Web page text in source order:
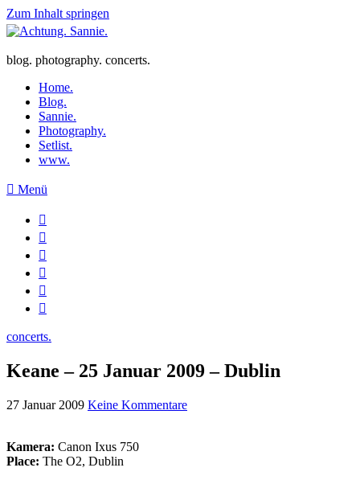
Zum Inhalt springen
blog. photography. concerts.
Home.
Blog.
Sannie.
Photography.
Setlist.
www.
Menü
concerts.
Keane – 25 Januar 2009 – Dublin
27 Januar 2009 Keine Kommentare
Kamera: Canon Ixus 750
Place: The O2, Dublin